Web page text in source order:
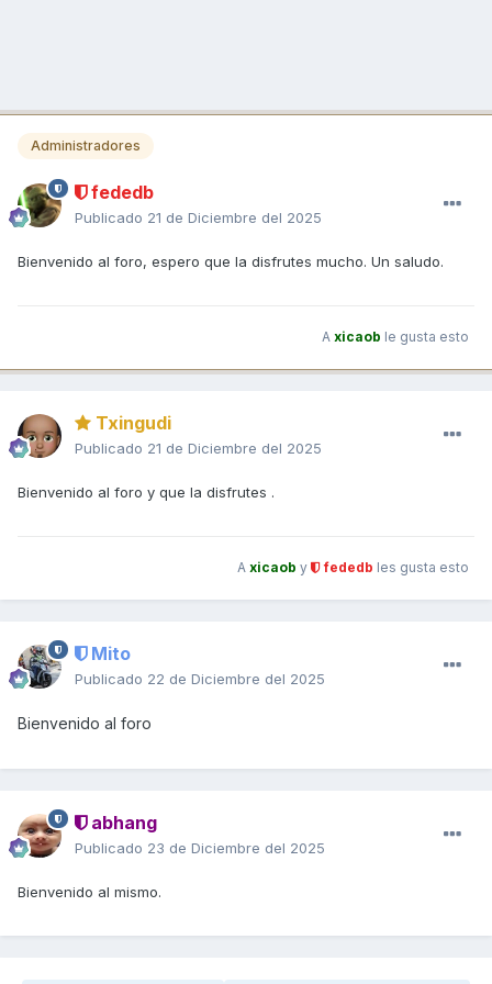
Administradores
fededb
Publicado 21 de Diciembre del 2025
Bienvenido al foro, espero que la disfrutes mucho. Un saludo.
A xicaob le gusta esto
Txingudi
Publicado 21 de Diciembre del 2025
Bienvenido al foro y que la disfrutes .
A xicaob y fededb les gusta esto
Mito
Publicado 22 de Diciembre del 2025
Bienvenido al foro
abhang
Publicado 23 de Diciembre del 2025
Bienvenido al mismo.